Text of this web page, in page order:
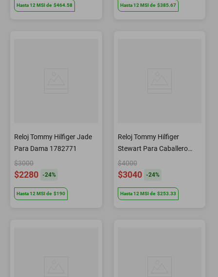
Hasta12 MSIde $464.58 Hasta12 MSIde $385.67
Reloj Tommy Hilfiger Jade
Para Dama 1782771
$3000
$2280 -24%
Hasta12 MSIde $190
Reloj Tommy Hilfiger
Stewart Para Caballero
1710682
$4000
$3040 -24%
Hasta12 MSIde $253.33